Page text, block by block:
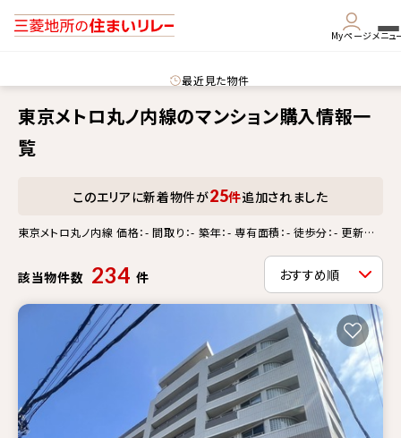
Myページメニュ
最近見た物件
東京メトロ丸ノ内線のマンション購入情報一
覧
このエリアに新着物件が25件追加されました
東京メトロ丸ノ内線 価格：- 間取り：- 築年：- 専有面積：- 徒歩分：- 更新情
該当物件数 234 件